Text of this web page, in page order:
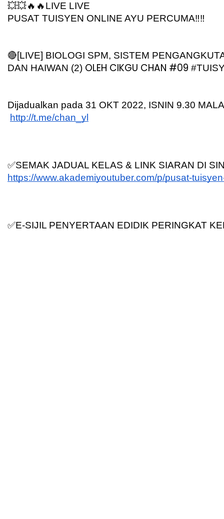
💥💥🔥🔥LIVE LIVE
PUSAT TUISYEN ONLINE AYU PERCUMA‼️‼️
🔴[LIVE] BIOLOGI SPM, SISTEM
DAN HAIWAN (2) OLEH CIKGU CHAN #09
Dijadualkan pada 31 OKT 2022, ISNIN 9.30
http://t.me/chan_yl
✅SEMAK JADUAL KELAS & LINK SIARAN DI
https://www.akademiyoutuber.com/p/pusat-
✅E-SIJIL PENYERTAAN EDIDIK PERINGKAT